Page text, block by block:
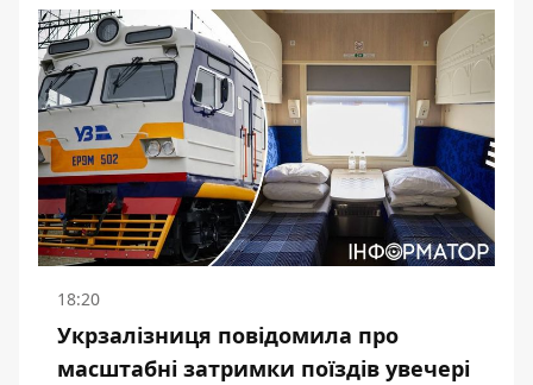
18:20
Укрзалізниця повідомила про
масштабні затримки поїздів увечері